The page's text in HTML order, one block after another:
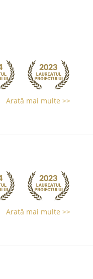
Arată mai multe >>
Arată mai multe >>